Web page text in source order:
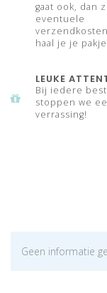
gaat ook, dan
eventuele
haal je je
LEUKE
Bij iedere
stoppen we
verrassing!
Geen informatie